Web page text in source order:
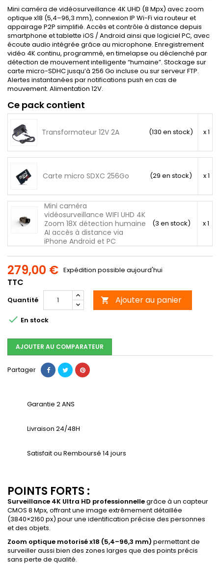
Mini caméra de vidéosurveillance 4K UHD (8 Mpx) avec zoom
optique x18 (5,4–96,3 mm), connexion IP Wi-Fi via routeur et
appairage P2P simplifié. Accès et contrôle à distance depuis
smartphone et tablette iOS / Android ainsi que logiciel PC, avec
écoute audio intégrée grâce au microphone. Enregistrement
vidéo 4K continu, programmé, en timelapse ou déclenché par
détection de mouvement intelligente “humaine”. Stockage sur
carte micro-SDHC jusqu’à 256 Go incluse ou sur serveur FTP.
Alertes instantanées par notifications push en cas de
mouvement. Alimentation 12V.
Ce pack contient
Transformateur 12V 2A (130 en stock) x 1
Carte micro SDXC 256Go (29 en stock) x 1
Mini caméra
vidéosurveillance WIFI UHD 4K
Zoom 18X détection humaine
AI accès à distance via
iPhone Android et PC
(3 en stock) x 1
279,00 €
TTC
Expédition possible aujourd'hui
Quantité  Ajouter au panier
 En stock
AJOUTER AU COMPARATEUR
Partager
Garantie 2 ANS
Livraison 24/48H
Satisfait ou Remboursé 14 jours
POINTS FORTS :
Surveillance 4K Ultra HD professionnellegrâce à un capteur
CMOS 8 Mpx, offrant une image extrêmement détaillée
(3840×2160 px) pour une identification précise des personnes
et des objets.
Zoom optique motorisé x18 (5,4–96,3 mm) permettant de
surveiller aussi bien des zones larges que des points précis
sans perte de qualité.